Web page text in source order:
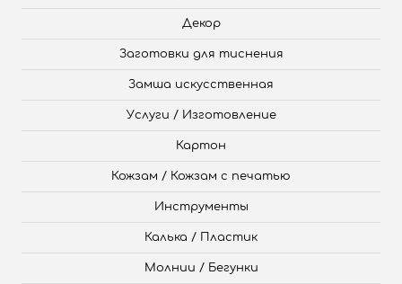
Декор
Заготовки для тиснения
Замша искусственная
Услуги / Изготовление
Картон
Кожзам / Кожзам с печатью
Инструменты
Калька / Пластик
Молнии / Бегунки